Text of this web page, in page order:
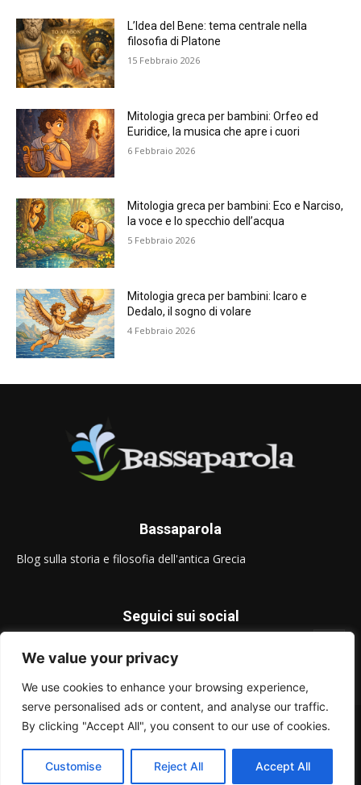
We value your privacy
We use cookies to enhance your browsing experience,
serve personalised ads or content, and analyse our traffic.
By clicking "Accept All", you consent to our use of cookies.
Customise Reject All Accept All
L’Idea del Bene: tema centrale nella
filosofia di Platone
15 Febbraio 2026
Mitologia greca per bambini: Orfeo ed
Euridice, la musica che apre i cuori
6 Febbraio 2026
Mitologia greca per bambini: Eco e Narciso,
la voce e lo specchio dell’acqua
5 Febbraio 2026
Mitologia greca per bambini: Icaro e
Dedalo, il sogno di volare
4 Febbraio 2026
Bassaparola
Blog sulla storia e filosofia dell'antica Grecia
Seguici sui social
© Bassaparola.it 2015-2025
Privacy Policy